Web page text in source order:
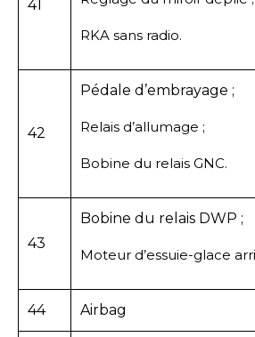
41
RKA sans radio.
42
Pédale d’embrayage ;
Relais d’allumage ;
Bobine du relais GNC.
43
Bobine du relais DWP ;
Moteur d’essuie-glace
44 Airbag